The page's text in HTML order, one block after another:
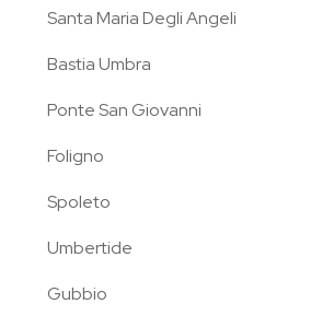
Santa Maria Degli Angeli
Bastia Umbra
Ponte San Giovanni
Foligno
Spoleto
Umbertide
Gubbio